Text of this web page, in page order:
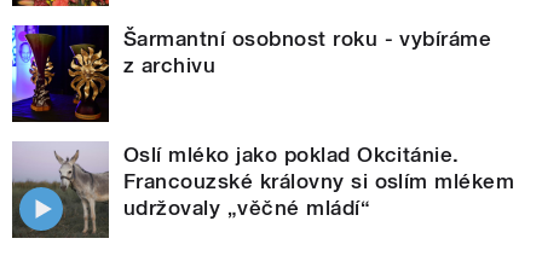
Šarmantní osobnost roku - vybíráme
z archivu
Oslí mléko jako poklad Okcitánie.
Francouzské královny si oslím mlékem
udržovaly „věčné mládí“